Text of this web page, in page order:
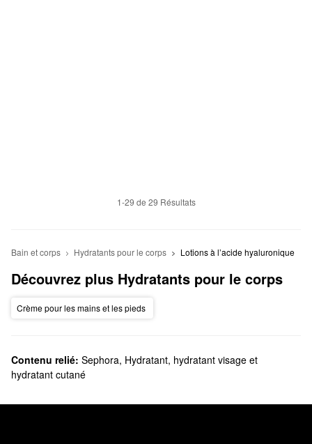
1-29 de 29 Résultats
Bain et corps Hydratants pour le corps Lotions à l’acide hyaluronique
Découvrez plus Hydratants pour le corps
Crème pour les mains et les pieds
Contenu relié: Sephora, Hydratant, hydratant visage et
hydratant cutané